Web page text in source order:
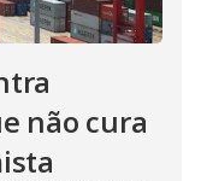
não cura